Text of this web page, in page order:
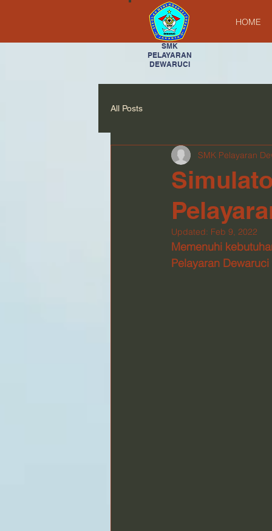
HOME
All Posts
SMK Pelayaran
Updated: Feb 9, 2022
Memenuhi
Pelayaran
SMK
PELAYARAN
DEWARUCI